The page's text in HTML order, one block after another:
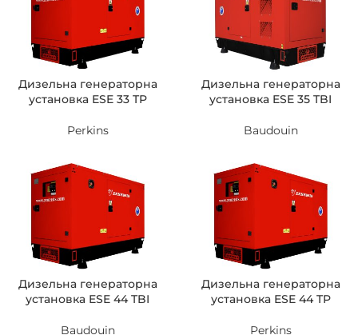
Дизельна генераторна
установка ESE 33 TP
Perkins
Дизельна генераторна
установка ESE 35 TBI
Baudouin
Дизельна генераторна
установка ESE 44 TBI
Baudouin
Дизельна генераторна
установка ESE 44 TP
Perkins